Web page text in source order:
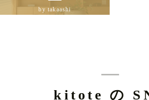
by takaashi
kitote の